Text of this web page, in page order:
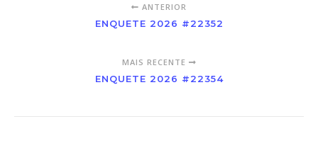
ANTERIOR
ENQUETE 2026 #22352
MAIS RECENTE
ENQUETE 2026 #22354